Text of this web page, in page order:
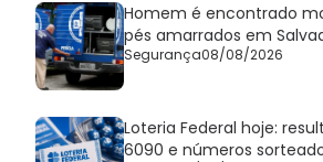
Homem é encontrado
pés amarrados em
Segurança08/08/2026
Loteria Federal hoje:
6090 e números